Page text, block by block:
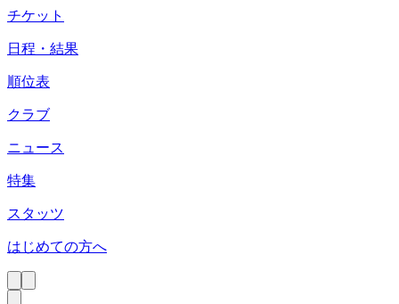
チケット
日程・結果
順位表
クラブ
ニュース
特集
スタッツ
はじめての方へ